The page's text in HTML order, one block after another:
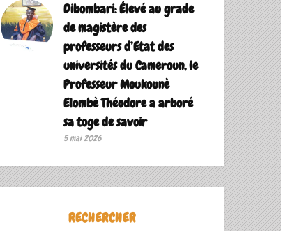
Dibombari: Élevé au grade
de magistère des
professeurs d’Etat des
universités du Cameroun, le
Professeur Moukounè
Elombè Théodore a arboré
sa toge de savoir ‎
5 mai 2026
RECHERCHER